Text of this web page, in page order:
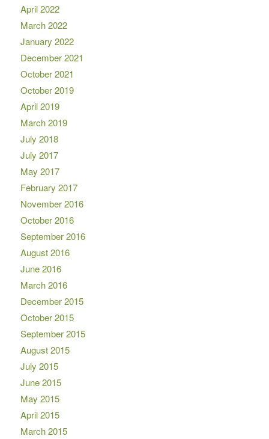
April 2022
March 2022
January 2022
December 2021
October 2021
October 2019
April 2019
March 2019
July 2018
July 2017
May 2017
February 2017
November 2016
October 2016
September 2016
August 2016
June 2016
March 2016
December 2015
October 2015
September 2015
August 2015
July 2015
June 2015
May 2015
April 2015
March 2015